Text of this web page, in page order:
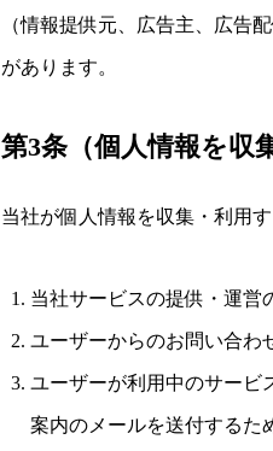
（情報提供元、広告主、広告
があります。
第3条（個人情報を収
当社が個人情報を収集・利用
当社サービスの提供・運営
ユーザーからのお問い合わ
ユーザーが利用中のサービ
案内のメールを送付するた